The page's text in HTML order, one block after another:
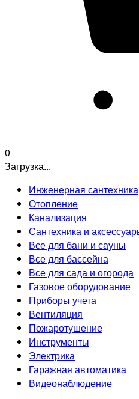
0
Загрузка...
Инженерная сантехника
Отопление
Канализация
Сантехника и
Все для бани и сауны
Все для бассейна
Все для сада и огорода
Газовое оборудование
Приборы учета
Вентиляция
Пожаротушение
Инструменты
Электрика
Гаражная автоматика
Видеонаблюдение